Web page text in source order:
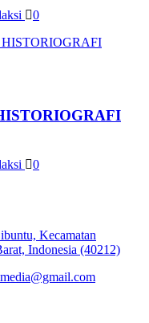
0
0
Kecamatan
Indonesia (40212)